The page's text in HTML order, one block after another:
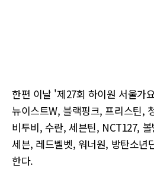
한편 이날 '제27회 하이원 서울가
뉴이스트W, 블랙핑크, 프리스틴,
비투비, 수란, 세븐틴, NCT127,
세븐, 레드벨벳, 워너원, 방탄소년
한다.